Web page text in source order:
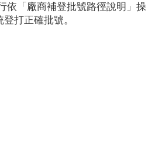
依「廠商補登批號路徑說明」操
打正確批號。